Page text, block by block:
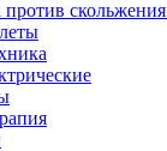
против